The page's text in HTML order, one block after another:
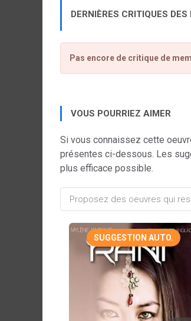
DERNIÈRES CRITIQUES DES
Pas encore de critique de
VOUS POURRIEZ AIMER
Si vous connaissez cette
présentes ci-dessous. Les
plus efficace possible.
SUGGESTION AUTO.